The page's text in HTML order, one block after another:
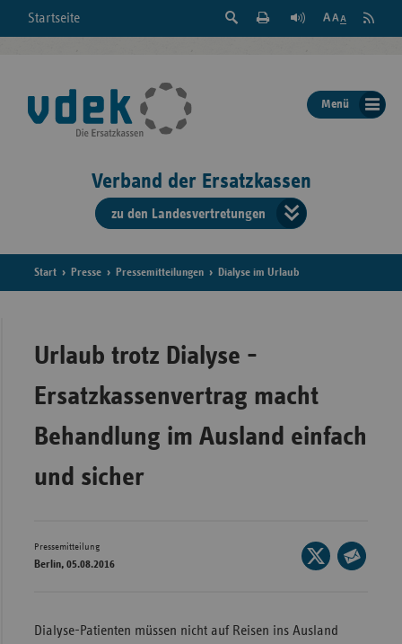
Startseite
Suche
der
Seite
Feed
Menü
Verband der Ersatzkassen
zu den Landesvertretungen
der
Start Presse Pressemitteilungen Dialyse im Urlaub
Urlaub trotz Dialyse -
Ersatzkassenvertrag macht
Behandlung im Ausland einfach
und sicher
Pressemitteilung
Berlin, 05.08.2016
Seite
auf
Dialyse-Patienten müssen nicht auf Reisen ins Ausland